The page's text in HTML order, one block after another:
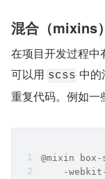
混合（mixins）
在项目开发过程中
可以用 scss 中
重复代码。例如一
@mixin
-